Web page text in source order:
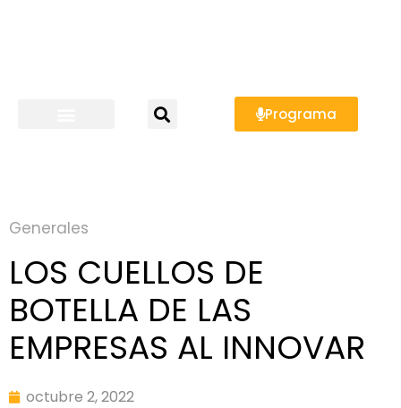
Programa
Generales
LOS CUELLOS DE
BOTELLA DE LAS
EMPRESAS AL INNOVAR
octubre 2, 2022